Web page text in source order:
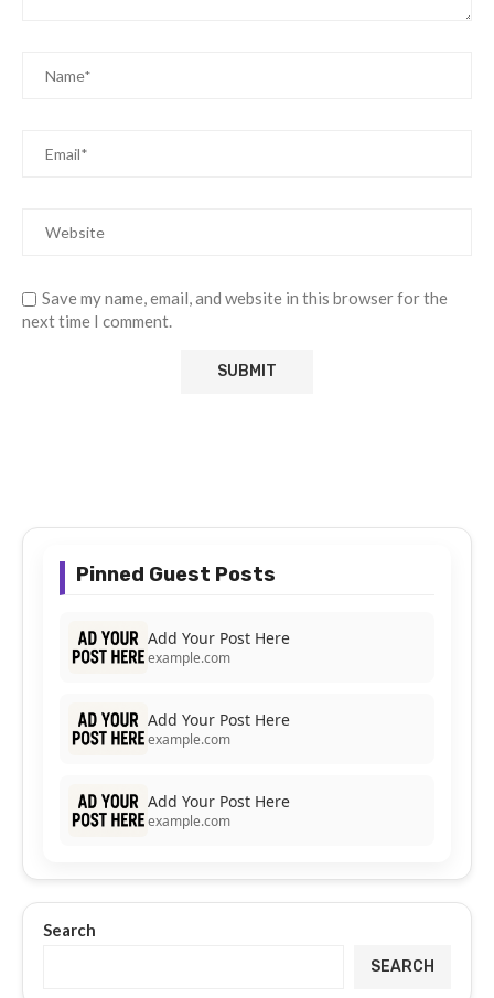
Save my name, email, and website in this browser for the
next time I comment.
Pinned Guest Posts
Add Your Post Here
example.com
Add Your Post Here
example.com
Add Your Post Here
example.com
Search
SEARCH